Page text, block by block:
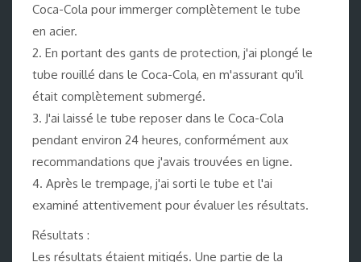
Coca-Cola pour immerger complètement le tube
en acier.
2. En portant des gants de protection, j'ai plongé le
tube rouillé dans le Coca-Cola, en m'assurant qu'il
était complètement submergé.
3. J'ai laissé le tube reposer dans le Coca-Cola
pendant environ 24 heures, conformément aux
recommandations que j'avais trouvées en ligne.
4. Après le trempage, j'ai sorti le tube et l'ai
examiné attentivement pour évaluer les résultats.
Résultats :
Les résultats étaient mitigés. Une partie de la